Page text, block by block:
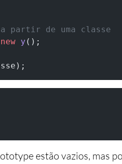
partir de uma classe
new y ();
estão vazios, mas